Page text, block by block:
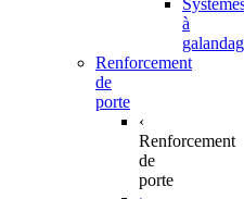
à
Renforcement
de
porte
‹
Renforcement
de
porte